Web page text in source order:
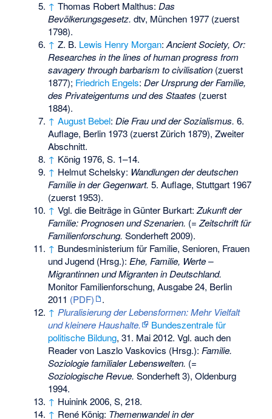
↑ Thomas Robert Malthus:Das
Bevölkerungsgesetz. dtv, München 1977 (zuerst
1798).
↑ Z. B. Lewis Henry Morgan:Ancient Society, Or:
Researches in the lines of human progress from
savagery through barbarism to civilisation (zuerst
1877); Friedrich Engels:Der Ursprung der Familie,
des Privateigentums und des Staates (zuerst
1884).
↑ August Bebel:Die Frau und der Sozialismus. 6.
Auflage, Berlin 1973 (zuerst Zürich 1879), Zweiter
Abschnitt.
↑ König 1976, S. 1–14.
↑ Helmut Schelsky: Wandlungen der deutschen
Familie in der Gegenwart. 5. Auflage, Stuttgart 1967
(zuerst 1953).
↑ Vgl. die Beiträge in Günter Burkart:Zukunft der
Familie: Prognosen und Szenarien. (=Zeitschrift für
Familienforschung. Sonderheft 2009).
↑ Bundesministerium für Familie, Senioren, Frauen
und Jugend (Hrsg.): Ehe, Familie, Werte –
Migrantinnen und Migranten in Deutschland.
Monitor Familienforschung, Ausgabe 24, Berlin
2011 (PDF)
.
↑ Pluralisierung der Lebensformen: Mehr Vielfalt
und kleinere Haushalte.
Bundeszentrale für
politische Bildung, 31. Mai 2012. Vgl. auch den
Reader von Laszlo Vaskovics (Hrsg.): Familie.
Soziologie familialer Lebenswelten. (=
Soziologische Revue. Sonderheft 3), Oldenburg
1994.
↑ Huinink 2006, S, 218.
↑ René König: Themenwandel in der